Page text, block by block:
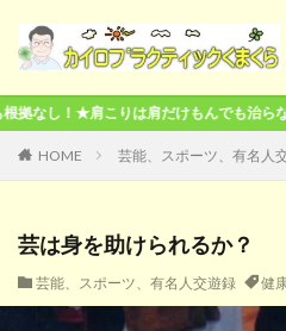
けもんでも治らない！★いつまでもガ
HOME 芸能、スポーツ、有名人
芸は身を助けられるか？
芸能、スポーツ、有名人交遊録 健